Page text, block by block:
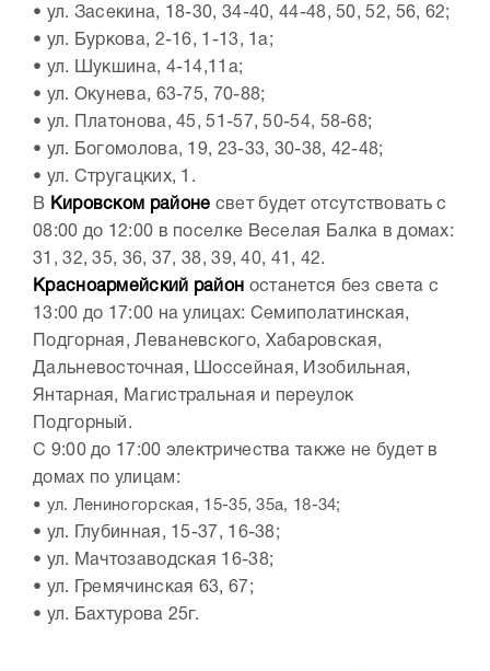
• ул. Засекина, 18-30, 34-40, 44-48, 50, 52, 56, 62;
• ул. Буркова, 2-16, 1-13, 1а;
• ул. Шукшина, 4-14,11а;
• ул. Окунева, 63-75, 70-88;
• ул. Платонова, 45, 51-57, 50-54, 58-68;
• ул. Богомолова, 19, 23-33, 30-38, 42-48;
• ул. Стругацких, 1.
В Кировском районе свет будет отсутствовать с
08:00 до 12:00 в поселке Веселая Балка в домах:
31, 32, 35, 36, 37, 38, 39, 40, 41, 42.
Красноармейский район останется без света с
13:00 до 17:00 на улицах: Семиполатинская,
Подгорная, Леваневского, Хабаровская,
Дальневосточная, Шоссейная, Изобильная,
Янтарная, Магистральная и переулок
Подгорный.
С 9:00 до 17:00 электричества также не будет в
домах по улицам:
• ул. Лениногорская, 15-35, 35а, 18-34;
• ул. Глубинная, 15-37, 16-38;
• ул. Мачтозаводская 16-38;
• ул. Гремячинская 63, 67;
• ул. Бахтурова 25г.